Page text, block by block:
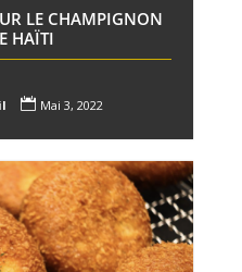
LE CHAMPIGNON
HAÏTI
 Mai 3, 2022